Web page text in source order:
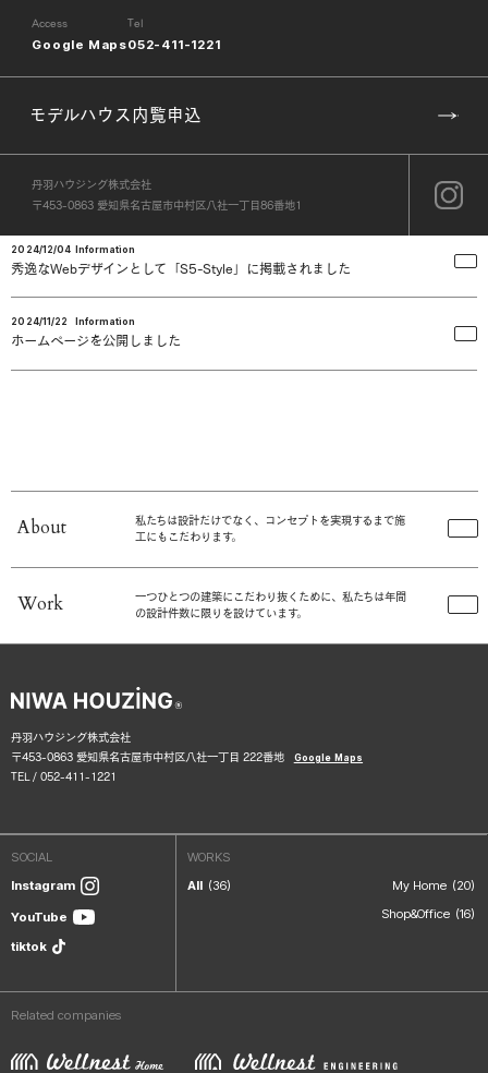
Access
Google Maps
Tel
052-411-1221
モデルハウス内覧申込
丹羽ハウジング株式会社
〒453-0863 愛知県名古屋市中村区八社一丁目86番地1
ZEH実績報告と 2025年度目標
夏季休業のお知らせ
2025/04/24 Information
2024/12/04 Information
秀逸なWebデザインとして「S5-Style」に掲載されました
2024/11/22 Information
ホームページを公開しました
About
私たちは設計だけでなく、コンセプトを実現するまで施
工にもこだわります。
Work
一つひとつの建築にこだわり抜くために、私たちは年間
の設計件数に限りを設けています。
丹羽ハウジング株式会社
〒453-0863 愛知県名古屋市中村区八社一丁目 222番地
Google Maps
TEL /052-411-1221
SOCIAL
Instagram
YouTube
tiktok
WORKS
All (36) My Home (20)
Shop&Office (16)
Related companies